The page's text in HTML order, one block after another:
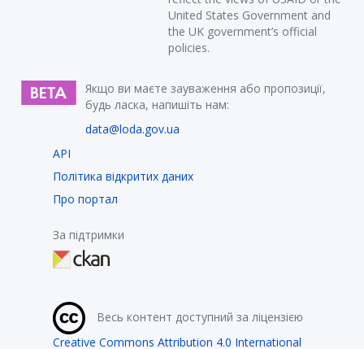
United States Government and
the UK government’s official
policies.
Якщо ви маєте зауваження або пропозиції,
будь ласка, напишіть нам:
data@loda.gov.ua
API
Політика відкритих даних
Про портал
За підтримки
Весь контент доступний за ліцензією
Creative Commons Attribution 4.0 International